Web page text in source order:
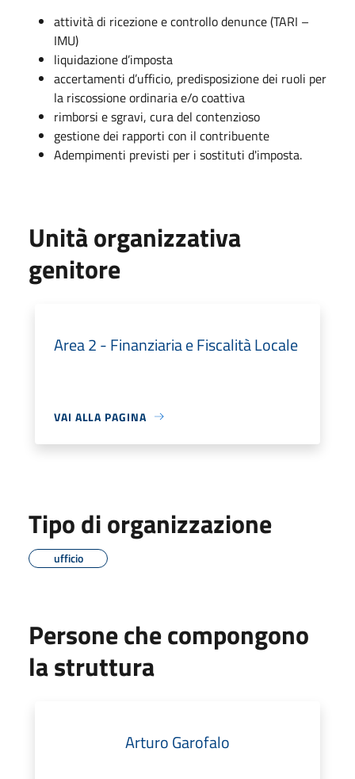
attività di ricezione e controllo denunce (TARI –
IMU)
liquidazione d’imposta
accertamenti d’ufficio, predisposizione dei ruoli per
la riscossione ordinaria e/o coattiva
rimborsi e sgravi, cura del contenzioso
gestione dei rapporti con il contribuente
Adempimenti previsti per i sostituti d'imposta.
Unità organizzativa
genitore
Area 2 - Finanziaria e Fiscalità Locale
VAI ALLA PAGINA
Tipo di organizzazione
ufficio
Persone che compongono
la struttura
Arturo Garofalo